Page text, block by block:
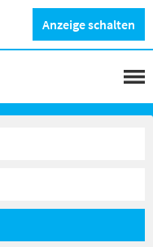
Anzeige schalten